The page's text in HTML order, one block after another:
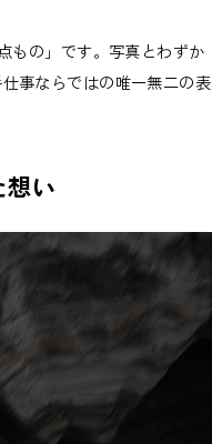
もの」です。写真とわずか
事ならではの唯一無二の表
い